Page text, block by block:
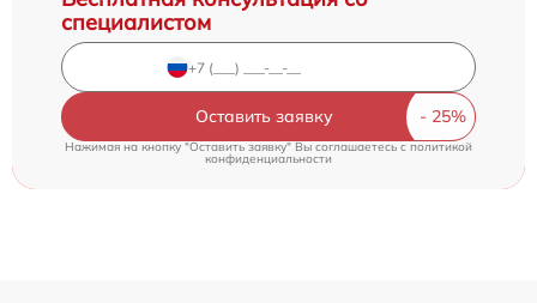
специалистом
Оставить заявку
Нажимая на кнопку "Оставить заявку" Вы соглашаетесь c политикой
конфиденциальности